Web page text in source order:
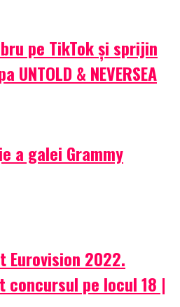
pe TikTok și sprijin
& NEVERSEA
a galei Grammy
Eurovision 2022.
concursul pe locul 18 |